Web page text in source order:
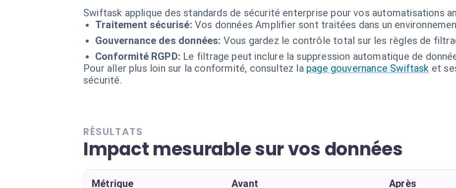
Swiftask applique des standards de sécurité enterprise pour vos automatisations
Traitement sécurisé: Vos données Amplifier sont traitées dans un
Gouvernance des données: Vous gardez le contrôle total sur les règles de
Conformité RGPD: Le filtrage peut inclure la suppression automatique de
Pour aller plus loin sur la conformité, consultez la page gouvernance Swiftask et
sécurité.
RÉSULTATS
Impact mesurable sur vos données
Métrique Avant Après